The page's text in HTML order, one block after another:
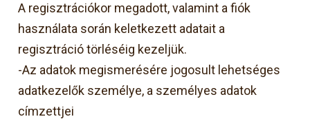
A regisztrációkor megadott, valamint a fiók
használata során keletkezett adatait a
regisztráció törléséig kezeljük.
-Az adatok megismerésére jogosult lehetséges
adatkezelők személye, a személyes adatok
címzettjei